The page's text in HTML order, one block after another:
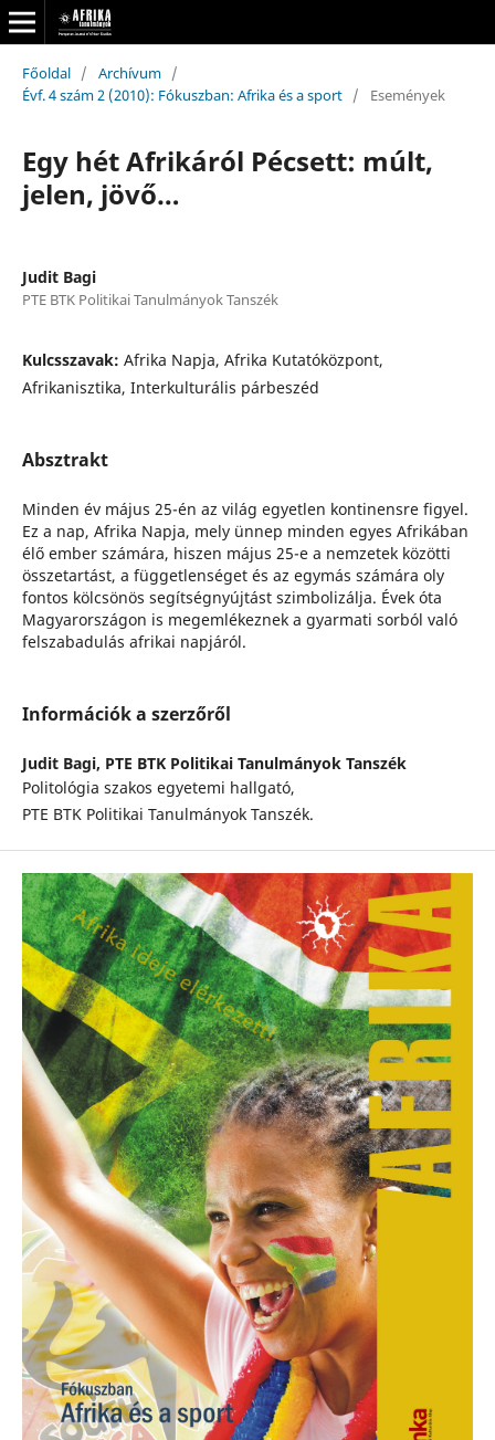
Főoldal / Archívum /
Évf. 4 szám 2 (2010): Fókuszban: Afrika és a sport / Események
Egy hét Afrikáról Pécsett: múlt,
jelen, jövő…
Judit Bagi
PTE BTK Politikai Tanulmányok Tanszék
Kulcsszavak: Afrika Napja, Afrika Kutatóközpont,
Afrikanisztika, Interkulturális párbeszéd
Absztrakt
Minden év május 25-én az világ egyetlen kontinensre figyel.
Ez a nap, Afrika Napja, mely ünnep minden egyes Afrikában
élő ember számára, hiszen május 25-e a nemzetek közötti
összetartást, a függetlenséget és az egymás számára oly
fontos kölcsönös segítségnyújtást szimbolizálja. Évek óta
Magyarországon is megemlékeznek a gyarmati sorból való
felszabadulás afrikai napjáról.
Információk a szerzőről
Judit Bagi, PTE BTK Politikai Tanulmányok Tanszék
Politológia szakos egyetemi hallgató,
PTE BTK Politikai Tanulmányok Tanszék.